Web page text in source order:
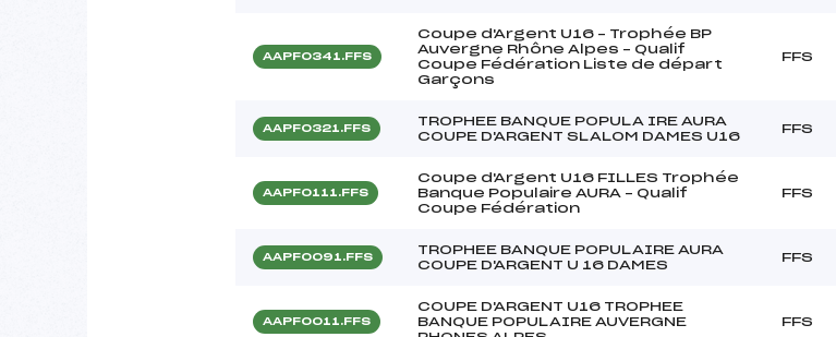
AAPF0341.FFS
Coupe d'Argent U16 – Trophée BP
Auvergne Rhône Alpes – Qualif
Coupe Fédération Liste de départ
Garçons
FFS
AAPF0321.FFS
TROPHEE BANQUE POPULA IRE AURA
COUPE D'ARGENT SLALOM DAMES U16
FFS
AAPF0111.FFS
Coupe d'Argent U16 FILLES Trophée
Banque Populaire AURA – Qualif
Coupe Fédération
FFS
AAPF0091.FFS
TROPHEE BANQUE POPULAIRE AURA
COUPE D'ARGENT U 16 DAMES
FFS
AAPF0011.FFS
COUPE D'ARGENT U16 TROPHEE
BANQUE POPULAIRE AUVERGNE
FFS